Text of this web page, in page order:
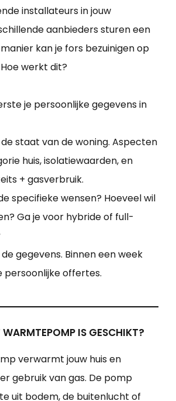
installateurs in jouw
aanbieders sturen een
kan je fors bezuinigen op
werkt dit?
je persoonlijke gegevens in
staat van de woning. Aspecten
huis, isolatiewaarden, en
+ gasverbruik.
specifieke wensen? Hoeveel wil
Ga je voor hybride of full-
gegevens. Binnen een week
persoonlijke offertes.
WARMTEPOMP IS GESCHIKT?
verwarmt jouw huis en
gebruik van gas. De pomp
uit bodem, de buitenlucht of